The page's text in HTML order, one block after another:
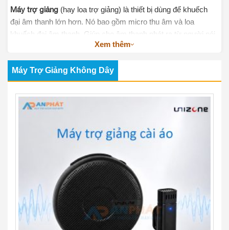
Máy trợ giảng (hay loa trợ giảng) là thiết bị dùng để khuếch
đại âm thanh lớn hơn. Nó bao gồm micro thu âm và loa
khuếch đại âm thanh. Giúp cho âm thanh phát ra từ người nói
to hơn, không cần nói to những vẫn nghe rõ, không còn đau
rát họng – khản giọng – mất tiếng khi phải nói nhiều.
Công ty Máy trợ giảng An Phát là nhà phân phối
được nhiều giáo viên tin dùng. Các sản phẩm loa trợ giảng có
thiết kế nhỏ gọn, âm thanh trung thực, không trùng sóng hú
Tại An Phát, bạn có thể dễ dàng lựa chọn các dòng
cho giáo viên loại tốt phù hợp với từng nhu
cầu sử dụng. Với hơn 13 năm kinh nghiệm, chúng tôi cam kết
cung cấp các sản phẩm máy trợ giảng chính hãng chất lượng
tốt giá cả phù hợp, cùng chính sách bảo hành uy tín và dịch vụ
sửa chữa tận tâm tại Hà Nội và TP.HCM.
Xem thêm
Máy Trợ Giảng Không Dây